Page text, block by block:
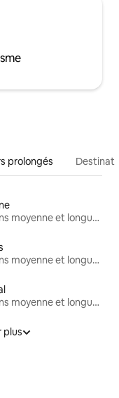
prolongés
Locations moyenne et longue durée
Locations moyenne et longue durée
Locations moyenne et longue durée
plus